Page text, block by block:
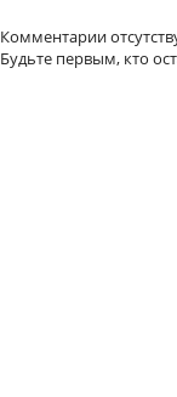
Комментарии
Будьте первым, кто